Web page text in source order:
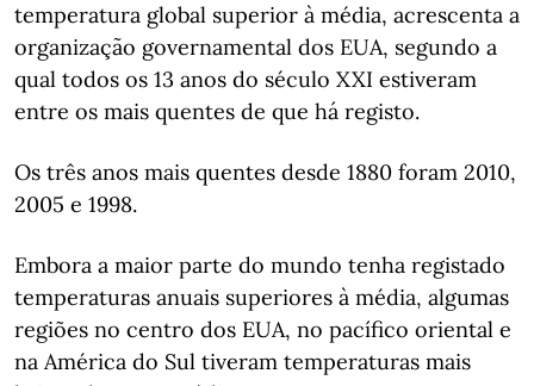
temperatura global superior à média, acrescenta a
organização governamental dos EUA, segundo a
qual todos os 13 anos do século XXI estiveram
entre os mais quentes de que há registo.
Os três anos mais quentes desde 1880 foram 2010,
2005 e 1998.
Embora a maior parte do mundo tenha registado
temperaturas anuais superiores à média, algumas
regiões no centro dos EUA, no pacífico oriental e
na América do Sul tiveram temperaturas mais